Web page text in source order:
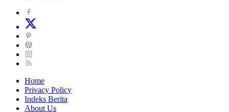
Home
Privacy Policy
Indeks Berita
About Us